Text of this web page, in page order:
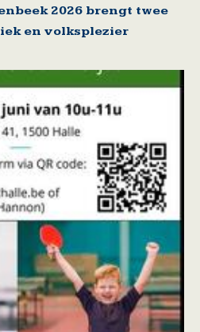
2026 brengt twee
en volksplezier